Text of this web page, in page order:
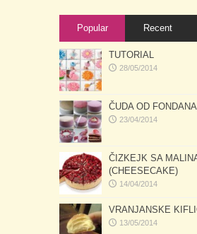
Popular Recent
TUTORIAL
28/05/2014
ČUDA OD FONDANA
23/04/2014
ČIZKEJK SA
(CHEESECAKE)
14/04/2014
VRANJANSKE
13/05/2014